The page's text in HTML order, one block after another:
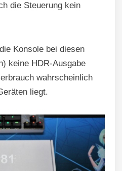
die Steuerung kein
Konsole bei diesen
keine HDR-Ausgabe
wahrscheinlich
liegt.